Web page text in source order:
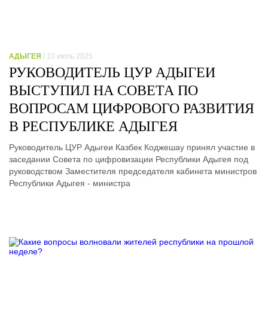
АДЫГЕЯ / 10 июль 2025
РУКОВОДИТЕЛЬ ЦУР АДЫГЕИ
ВЫСТУПИЛ НА СОВЕТА ПО
ВОПРОСАМ ЦИФРОВОГО РАЗВИТИЯ
В РЕСПУБЛИКЕ АДЫГЕЯ
Руководитель ЦУР Адыгеи Казбек Коджешау принял участие в
заседании Совета по цифровизации Республики Адыгея под
руководством Заместителя председателя кабинета министров
Республики Адыгея - министра